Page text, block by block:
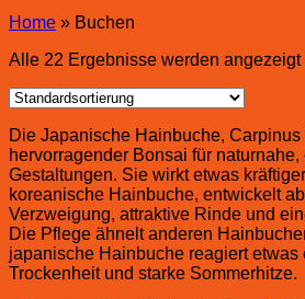
Home » Buchen
Alle 22 Ergebnisse werden angezeigt
Die Japanische Hainbuche,
hervorragender Bonsai für
Gestaltungen. Sie wirkt etwas
koreanische Hainbuche, entwickelt
Verzweigung, attraktive Rinde und
Die Pflege ähnelt anderen
japanische Hainbuche reagiert etwas
Trockenheit und starke Sommerhitze.